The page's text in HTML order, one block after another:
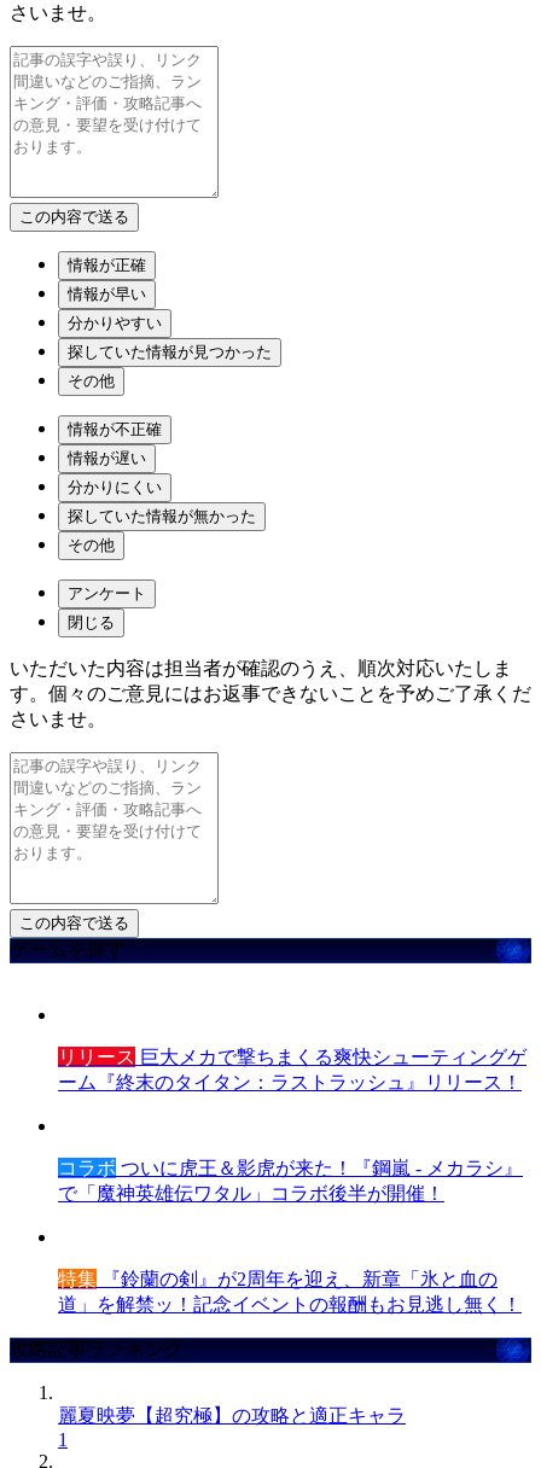
さいませ。
情報が正確
情報が早い
分かりやすい
探していた情報が見つかった
その他
情報が不正確
情報が遅い
分かりにくい
探していた情報が無かった
その他
アンケート
閉じる
いただいた内容は担当者が確認のうえ、順次対応いたしま
す。個々のご意見にはお返事できないことを予めご了承くだ
さいませ。
ゲームを探す
リリース 巨大メカで撃ちまくる爽快シューティングゲ
ーム『終末のタイタン：ラストラッシュ』リリース！
コラボ ついに虎王＆影虎が来た！『鋼嵐 - メカラシ』
で「魔神英雄伝ワタル」コラボ後半が開催！
特集 『鈴蘭の剣』が2周年を迎え、新章「氷と血の
道」を解禁ッ！記念イベントの報酬もお見逃し無く！
攻略記事ランキング
麗夏映夢【超究極】の攻略と適正キャラ
1